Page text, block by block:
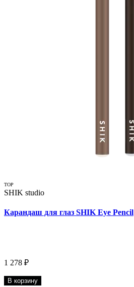
TOP
SHIK studio
Карандаш для глаз SHIK Eye Pencil
1 278 ₽
В корзину